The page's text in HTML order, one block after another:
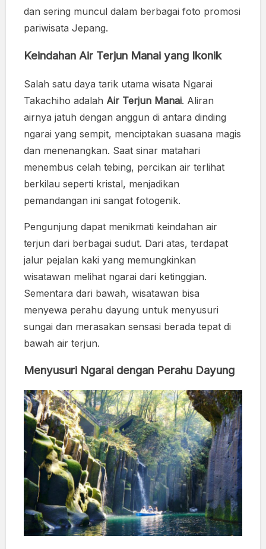
dan sering muncul dalam berbagai foto promosi
pariwisata Jepang.
Keindahan Air Terjun Manai yang Ikonik
Salah satu daya tarik utama wisata Ngarai
Takachiho adalah Air Terjun Manai. Aliran
airnya jatuh dengan anggun di antara dinding
ngarai yang sempit, menciptakan suasana magis
dan menenangkan. Saat sinar matahari
menembus celah tebing, percikan air terlihat
berkilau seperti kristal, menjadikan
pemandangan ini sangat fotogenik.
Pengunjung dapat menikmati keindahan air
terjun dari berbagai sudut. Dari atas, terdapat
jalur pejalan kaki yang memungkinkan
wisatawan melihat ngarai dari ketinggian.
Sementara dari bawah, wisatawan bisa
menyewa perahu dayung untuk menyusuri
sungai dan merasakan sensasi berada tepat di
bawah air terjun.
Menyusuri Ngarai dengan Perahu Dayung